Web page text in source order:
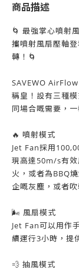
商品描述
🌀 最強掌心噴射
攜噴射風扇壓軸
轉！🌀
SAVEWO
稱皇！設有三種
同場合嘅需要，
🔥 噴射模式
Jet Fan採用
現高達50m/s有效
火，或者為BBQ
企嘅灰塵，或者
🌬 風扇模式
Jet Fan可以用作
續運行3小時，提
💨 抽風模式